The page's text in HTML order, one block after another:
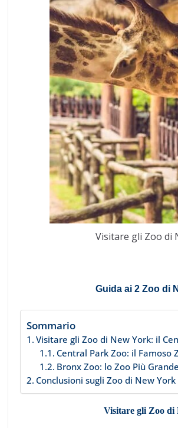
Visitare gli Zoo di
Guida ai 2 Zoo di
Sommario
Visitare gli Zoo di New York: il
Central Park Zoo: il Famoso
Bronx Zoo: lo Zoo Più
Conclusioni sugli Zoo di New
Visitare gli Zoo